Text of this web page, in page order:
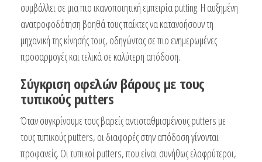
συμβάλλει σε μια πιο ικανοποιητική εμπειρία putting. Η αυξημένη
ανατροφοδότηση βοηθά τους παίκτες να κατανοήσουν τη
μηχανική της κίνησής τους, οδηγώντας σε πιο ενημερωμένες
προσαρμογές και τελικά σε καλύτερη απόδοση.
Σύγκριση οφελών βάρους με τους
τυπικούς putters
Όταν συγκρίνουμε τους βαρείς αντισταθμισμένους putters με
τους τυπικούς putters, οι διαφορές στην απόδοση γίνονται
προφανείς. Οι τυπικοί putters, που είναι συνήθως ελαφρύτεροι,